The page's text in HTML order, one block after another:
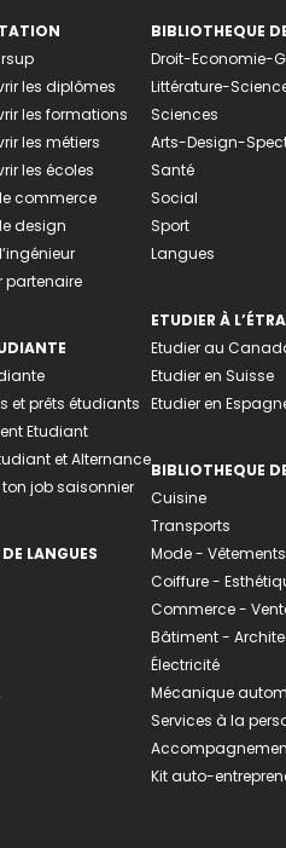
les diplômes
les formations
les métiers
les écoles
commerce
design
partenaire
et prêts étudiants
Etudiant
et Alternance
ton job saisonnier
LANGUES
BIBLIOTHEQUE
Droit-Economie-
Littérature-
Sciences
Arts-Design-
Santé
Social
Sport
Langues
ETUDIER À
Etudier au
Etudier en Suisse
Etudier en
BIBLIOTHEQUE
Cuisine
Transports
Mode - Vêtements
Coiffure -
Commerce -
Bâtiment -
Électricité
Mécanique
Services à la
Kit auto-